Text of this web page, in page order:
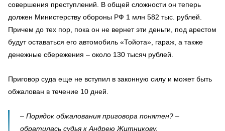
совершения преступлений. В общей сложности он теперь
должен Министерству обороны РФ 1 млн 582 тыс. рублей.
Причем до тех пор, пока он не вернет эти деньги, под арестом
будут оставаться его автомобиль «Тойота», гараж, а также
денежные сбережения – около 130 тысяч рублей.
Приговор суда еще не вступил в законную силу и может быть
обжалован в течение 10 дней.
– Порядок обжалования приговора понятен? –
обратилась судья к Андрею Житникову.